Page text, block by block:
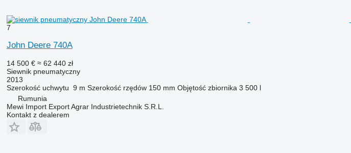
7
John Deere 740A
14 500 € ≈ 62 440 zł
Siewnik pneumatyczny
2013
Szerokość uchwytu 9 m Szerokość rzędów 150 mm Objętość zbiornika 3 500 l
Rumunia
Mewi Import Export Agrar Industrietechnik S.R.L.
Kontakt z dealerem